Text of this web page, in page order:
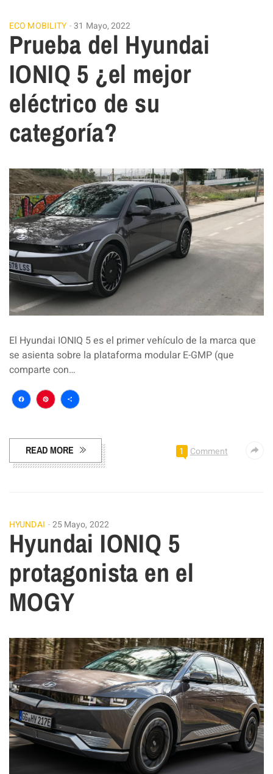
ECO MOBILITY 31 Mayo, 2022
Prueba del Hyundai
IONIQ 5 ¿el mejor
eléctrico de su
categoría?
El Hyundai IONIQ 5 es el primer vehículo de la marca que
se asienta sobre la plataforma modular E-GMP (que
comparte con…
Facebook
Pinterest
Compartir
READ MORE 1 Comment
HYUNDAI 25 Mayo, 2022
Hyundai IONIQ 5
protagonista en el
MOGY